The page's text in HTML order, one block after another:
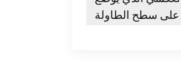
على سطح الطاولة